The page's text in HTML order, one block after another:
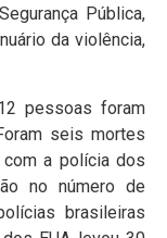
Pública,
da violência,
pessoas foram
seis mortes
a polícia dos
no número de
brasileiras